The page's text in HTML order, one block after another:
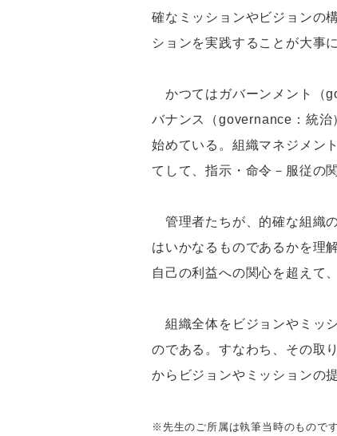
確なミッションやビジョンの
ションを実践することが大事
かつてはガバーンメント（
バナンス（governance：統治
始めている。組織マネジメン
てして、指示・命令－服従の
管理者たちが、的確な組織
はいかなるものであるかを理
自己の利益への関心を超えて
組織全体をビジョンやミッ
のである。すなわち、その取
からビジョンやミッションの
※先生のご所属は執筆当時のものです